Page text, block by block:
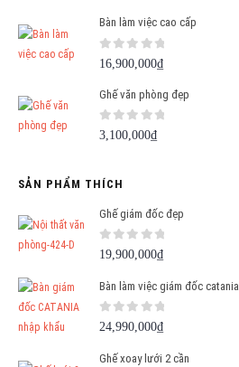
Bàn làm việc cao cấp
0out of 5
16,900,000₫
Ghế văn phòng đẹp
0 out of 5
3,100,000₫
SẢN PHẨM THÍCH
Ghế giám đốc đẹp
0out of 5
19,900,000₫
Bàn làm việc giám đốc catania
0 out of 5
24,990,000₫
Ghế xoay lưới 2 cần